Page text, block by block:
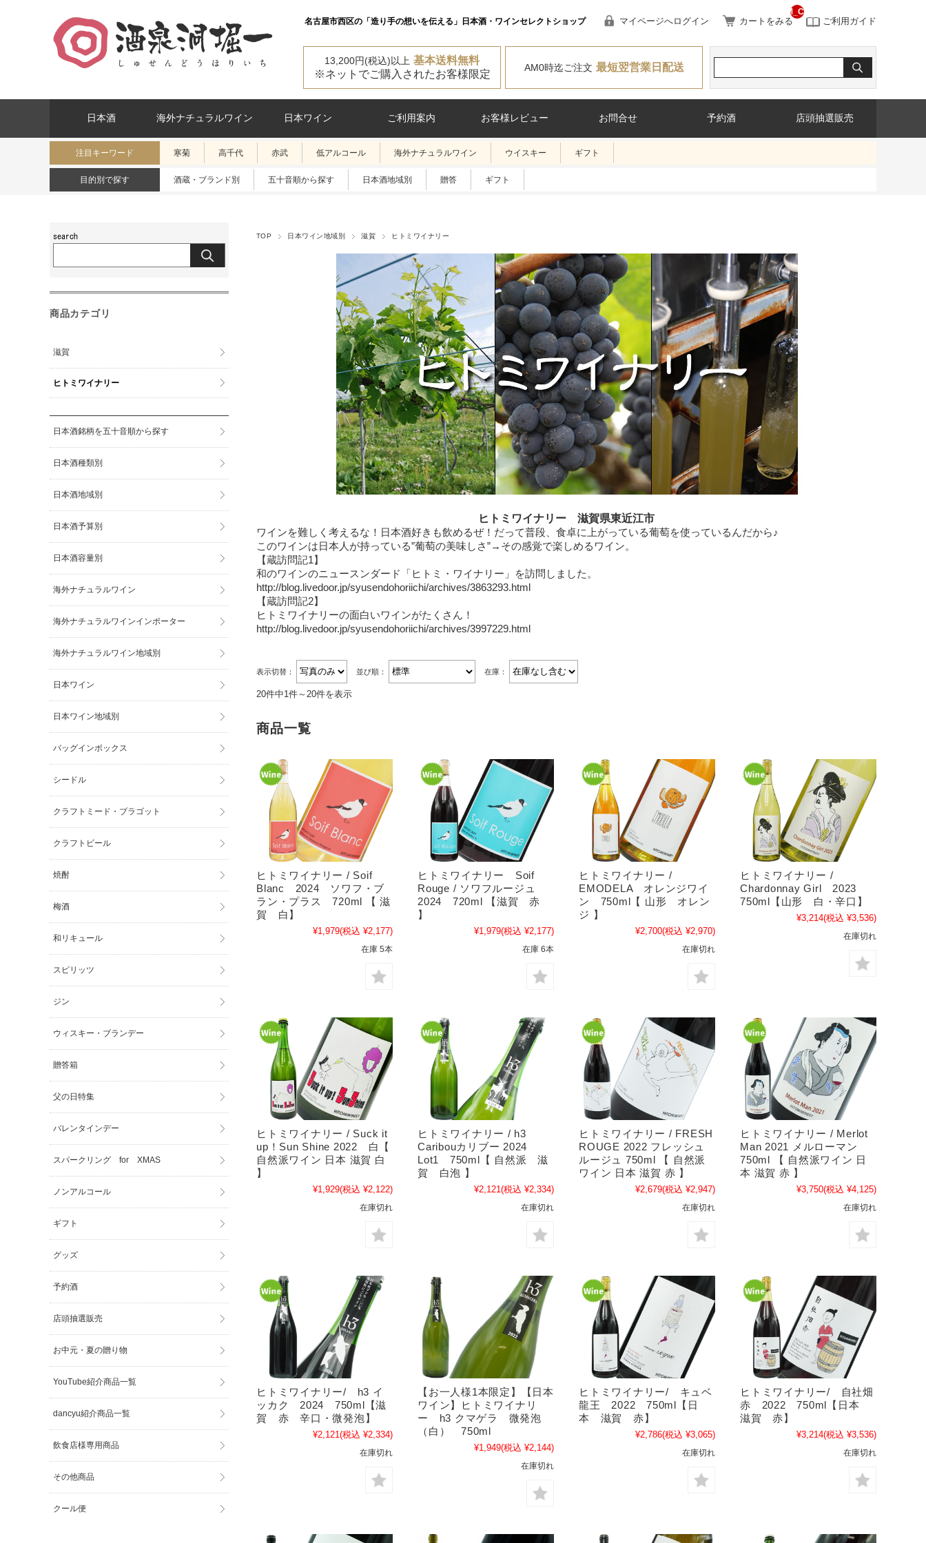
名古屋市西区の「造り手の想いを伝える」日本酒・ワインセレクトショップ マイページへログイン カートをみる
__ITM_CNT__
ご利用ガイド
13,200円(税込)以上 基本送料無料
※ネットでご購入されたお客様限定
AM0時迄ご注文 最短翌営業日配送
日本酒 海外ナチュラルワイン 日本ワイン ご利用案内 お客様レビュー お問合せ 予約酒 店頭抽選販売
注目キーワード 寒菊 高千代 赤武 低アルコール 海外ナチュラルワイン ウイスキー ギフト
目的別で探す 酒蔵・ブランド別 五十音順から探す 日本酒地域別 贈答 ギフト
TOP 日本ワイン地域別 滋賀 ヒトミワイナリー
ヒトミワイナリー 滋賀県東近江市
ワインを難しく考えるな！日本酒好きも飲めるぜ！だって普段、食卓に上がっている葡萄を使っているんだから♪
このワインは日本人が持っている”葡萄の美味しさ”→その感覚で楽しめるワイン。
【蔵訪問記1】
和のワインのニュースンダード「ヒトミ・ワイナリー」を訪問しました。
http://blog.livedoor.jp/syusendohoriichi/archives/3863293.html
【蔵訪問記2】
ヒトミワイナリーの面白いワインがたくさん！
http://blog.livedoor.jp/syusendohoriichi/archives/3997229.html
表示切替： 並び順： 在庫：
20件中1件～20件を表示
商品一覧
ヒトミワイナリー / Soif
Blanc 2024 ソワフ・ブ
ラン・プラス 720ml 【 滋
賀 白】
¥1,979(税込 ¥2,177)
在庫 5本
ヒトミワイナリー Soif
Rouge / ソワフルージュ
2024 720ml 【滋賀 赤
】
¥1,979(税込 ¥2,177)
在庫 6本
ヒトミワイナリー /
EMODELA オレンジワイ
ン 750ml【 山形 オレン
ジ 】
¥2,700(税込 ¥2,970)
在庫切れ
ヒトミワイナリー /
Chardonnay Girl 2023
750ml【山形 白・辛口】
¥3,214(税込 ¥3,536)
在庫切れ
ヒトミワイナリー / Suck it
up！Sun Shine 2022 白【
自然派ワイン 日本 滋賀 白
】
¥1,929(税込 ¥2,122)
在庫切れ
ヒトミワイナリー / h3
Caribouカリブー 2024
Lot1 750ml【 自然派 滋
賀 白泡 】
¥2,121(税込 ¥2,334)
在庫切れ
ヒトミワイナリー / FRESH
ROUGE 2022 フレッシュ
ルージュ 750ml 【 自然派
ワイン 日本 滋賀 赤 】
¥2,679(税込 ¥2,947)
在庫切れ
ヒトミワイナリー / Merlot
Man 2021 メルローマン
750ml 【 自然派ワイン 日
本 滋賀 赤 】
¥3,750(税込 ¥4,125)
在庫切れ
ヒトミワイナリー/ h3 イ
ッカク 2024 750ml【滋
賀 赤 辛口・微発泡】
¥2,121(税込 ¥2,334)
在庫切れ
【お一人様1本限定】【日本
ワイン】ヒトミワイナリ
ー h3 クマゲラ 微発泡
（白） 750ml
¥1,949(税込 ¥2,144)
在庫切れ
ヒトミワイナリー/ キュベ
龍王 2022 750ml【日
本 滋賀 赤】
¥2,786(税込 ¥3,065)
在庫切れ
ヒトミワイナリー/ 自社畑
赤 2022 750ml【日本
滋賀 赤】
¥3,214(税込 ¥3,536)
在庫切れ
商品カテゴリ
滋賀
ヒトミワイナリー
日本酒銘柄を五十音順から探す
日本酒種類別
日本酒地域別
日本酒予算別
日本酒容量別
海外ナチュラルワイン
海外ナチュラルワインインポーター
海外ナチュラルワイン地域別
日本ワイン
日本ワイン地域別
バッグインボックス
シードル
クラフトミード・ブラゴット
クラフトビール
焼酎
梅酒
和リキュール
スピリッツ
ジン
ウィスキー・ブランデー
贈答箱
父の日特集
バレンタインデー
スパークリング for XMAS
ノンアルコール
ギフト
グッズ
予約酒
店頭抽選販売
お中元・夏の贈り物
YouTube紹介商品一覧
dancyu紹介商品一覧
飲食店様専用商品
その他商品
クール便